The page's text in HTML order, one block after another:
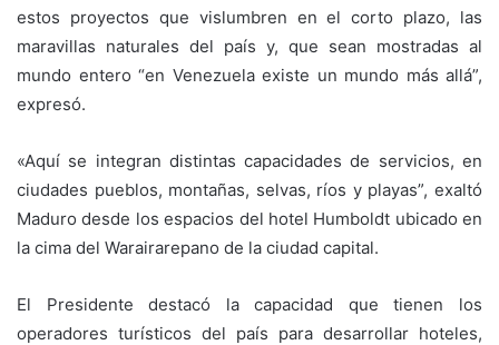
estos proyectos que vislumbren en el corto plazo, las
maravillas naturales del país y, que sean mostradas al
mundo entero “en Venezuela existe un mundo más allá”,
expresó.
«Aquí se integran distintas capacidades de servicios, en
ciudades pueblos, montañas, selvas, ríos y playas”, exaltó
Maduro desde los espacios del hotel Humboldt ubicado en
la cima del Warairarepano de la ciudad capital.
El Presidente destacó la capacidad que tienen los
operadores turísticos del país para desarrollar hoteles,